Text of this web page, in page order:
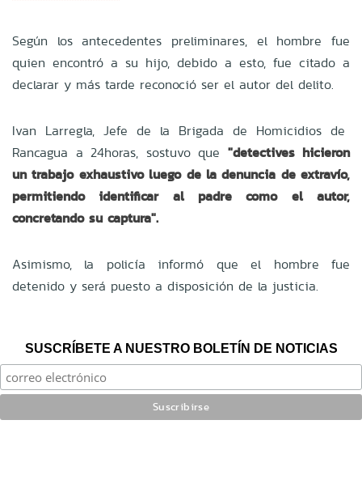
Según los antecedentes preliminares, el hombre fue
quien encontró a su hijo, debido a esto, fue citado a
declarar y más tarde reconoció ser el autor del delito.
Ivan Larregla, Jefe de la Brigada de Homicidios de
Rancagua a 24horas, sostuvo que "detectives hicieron
un trabajo exhaustivo luego de la denuncia de extravío,
permitiendo identificar al padre como el autor,
concretando su captura".
Asimismo, la policía informó que el hombre fue
detenido y será puesto a disposición de la justicia.
SUSCRÍBETE A NUESTRO BOLETÍN DE NOTICIAS